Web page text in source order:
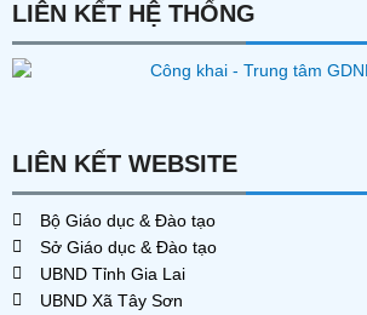
LIÊN KẾT HỆ THỐNG
LIÊN KẾT WEBSITE
Bộ Giáo dục & Đào tạo
Sở Giáo dục & Đào tạo
UBND Tỉnh Gia Lai
UBND Xã Tây Sơn